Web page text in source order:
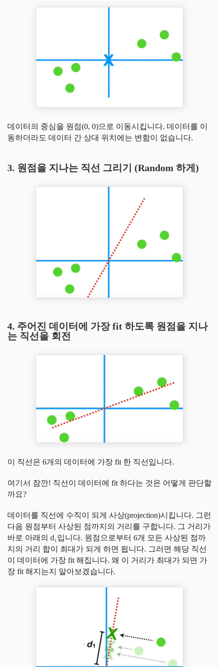
데이터의 중심을 원점(0, 0)으로 이동시킵니다. 데이터를 이
동하더라도 데이터 간 상대 위치에는 변함이 없습니다.
3. 원점을 지나는 직선 그리기 (Random 하게)
4. 주어진 데이터에 가장 fit 하도록 원점을 지나
는 직선을 회전
이 직선은 6개의 데이터에 가장 fit 한 직선입니다.
여기서 잠깐! 직선이 데이터에 fit 하다는 것은 어떻게 판단할
까요?
데이터를 직선에 수직이 되게 사상(projection)시킵니다. 그런
다음 원점부터 사상된 점까지의 거리를 구합니다. 그 거리가
바로 아래의 d₁입니다. 원점으로부터 6개 모든 사상된 점까
지의 거리 합이 최대가 되게 하면 됩니다. 그러면 해당 직선
이 데이터에 가장 fit 해집니다. 왜 이 거리가 최대가 되면 가
장 fit 해지는지 알아보겠습니다.